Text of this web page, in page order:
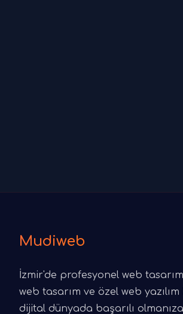
Mudiweb
İzmir'de profesyonel web
web tasarım ve özel web
dijital dünyada başarılı olmanıza